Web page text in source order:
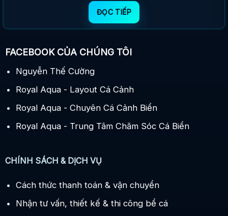
ĐỌC TIẾP
FACEBOOK CỦA CHÚNG TÔI
Nguyễn Thế Cường
Royal Aqua - Layout Cá Cảnh
Royal Aqua - Chuyên Cá Cảnh Biển
Royal Aqua - Trung Tâm Chăm Sóc Cá Biển
CHÍNH SÁCH & DỊCH VỤ
Cách thức thanh toán & vận chuyển
Nhận tư vấn, thiết kế & thi công bể cá